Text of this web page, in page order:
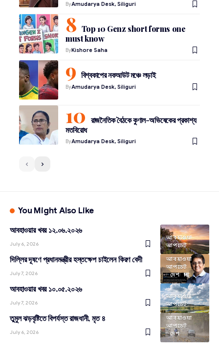
ByAmudarya Desk, Siliguri
Top 10 Genz short forms one
must know
ByKishore Saha
বিশ্বকাপের নকআউট মঞ্চে লড়াই
ByAmudarya Desk, Siliguri
রাজনৈতিক বৈঠকে কুণাল-অভিষেকের প্রকাশ্য
মতবিরোধ
ByAmudarya Desk, Siliguri
You Might Also Like
আবহাওয়া
আপডেট
আবহাওয়ার খবর ১২.০৬.২০২৬
July 6, 2026
আবহাওয়া
আপডেট
দেশ স্বাস্থ্য
দিল্লির দূষণে প্রধানমন্ত্রীর হস্তক্ষেপ চাইলেন কিরণ বেদী
July 7, 2026
আবহাওয়া
আপডেট
আবহাওয়ার খবর ১০.০৫.২০২৬
July 7, 2026
আবহাওয়া
আপডেট
দেশ
তুমুল ঝড়বৃষ্টিতে বিপর্যস্ত রাজধানী, মৃত ৪
July 6, 2026